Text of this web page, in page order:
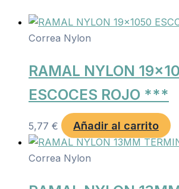
Correa Nylon
RAMAL NYLON
ESCOCES ROJO ***
5,77 € Añadir al carrito
Correa Nylon